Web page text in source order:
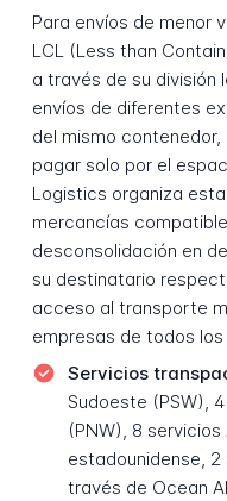
Para envíos de menor
LCL (Less than
a través de su división
envíos de diferentes
del mismo
pagar solo por el
Logistics organiza
mercancías
desconsolidación en
su destinatario
acceso al transporte
empresas de todos los
Servicios
Sudoeste (PSW),
(PNW), 8
estadounidense,
través de Ocean